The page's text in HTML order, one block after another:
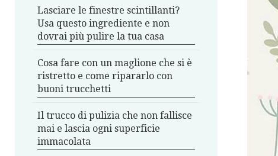
Lasciare le finestre scintillanti?
Usa questo ingrediente e non
dovrai più pulire la tua casa
Cosa fare con un maglione che si è
ristretto e come ripararlo con
buoni trucchetti
Il trucco di pulizia che non fallisce
mai e lascia ogni superficie
immacolata